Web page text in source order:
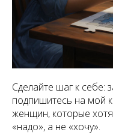
Сделайте шаг к себе:
подпишитесь на мой
женщин, которые
«надо», а не «хочу».